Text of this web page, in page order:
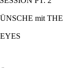
mit THE